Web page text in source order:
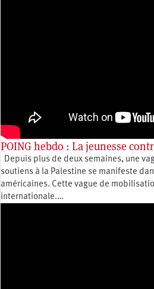
POING hebdo : La jeunesse
Depuis plus de deux semaines, une
soutiens à la Palestine se manifeste
américaines. Cette vague de
internationale.…